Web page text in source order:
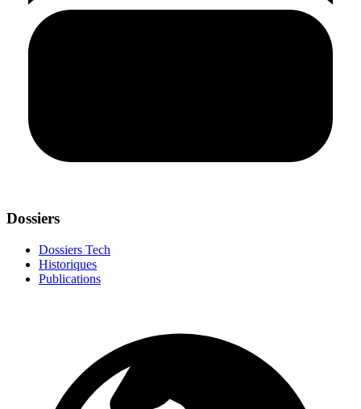
Dossiers
Dossiers Tech
Historiques
Publications